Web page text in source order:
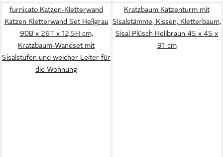
furnicato Katzen-Kletterwand
Katzen Kletterwand Set Hellgrau
90B x 26T x 12,5H cm,
Kratzbaum-Wandset mit
Sisalstufen und weicher Leiter für
die Wohnung
Kratzbaum Katzenturm mit
Sisalstämme, Kissen, Kletterbaum,
Sisal Plüsch Hellbraun 45 x 45 x
91 cm